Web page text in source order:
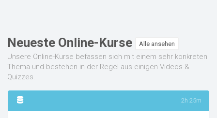
Neueste Online-Kurse Alle ansehen
Unsere Online-Kurse befassen sich mit einem sehr konkreten
Thema und bestehen in der Regel aus einigen Videos &
Quizzes.
2h 25m